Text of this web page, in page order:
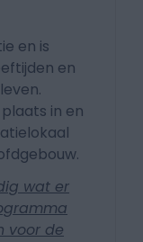
en is
en
in en
wat er
voor de